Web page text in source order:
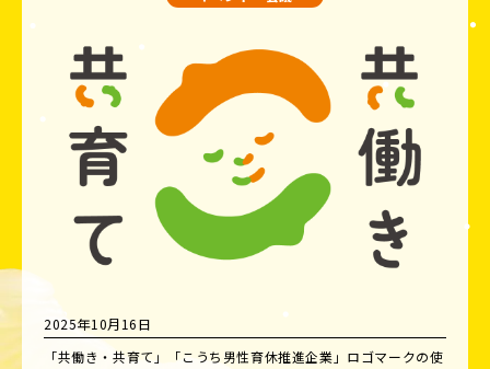
2025年10月16日
「共働き・共育て」「こうち男性育休推進企業」ロゴマークの使